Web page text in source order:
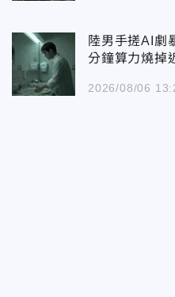
陸男手搓AI
分鐘算力燒掉
2026/08/06